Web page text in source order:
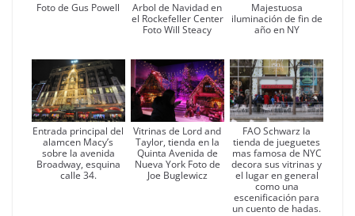
Foto de Gus Powell
Arbol de Navidad en
el Rockefeller Center
Foto Will Steacy
Majestuosa
iluminación de fin de
año en NY
Entrada principal del
alamcen Macy’s
sobre la avenida
Broadway, esquina
calle 34.
Vitrinas de Lord and
Taylor, tienda en la
Quinta Avenida de
Nueva York Foto de
Joe Buglewicz
FAO Schwarz la
tienda de jueguetes
mas famosa de NYC
decora sus vitrinas y
el lugar en general
como una
escenificación para
un cuento de hadas.